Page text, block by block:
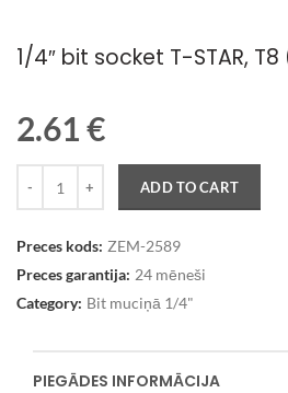
1/4″ bit socket T-STAR,
2.61€
ADD TO CART
Preces kods: ZEM-2589
Preces garantija: 24 mēneši
Category: Bit muciņā 1/4"
PIEGĀDES INFORMĀCIJA